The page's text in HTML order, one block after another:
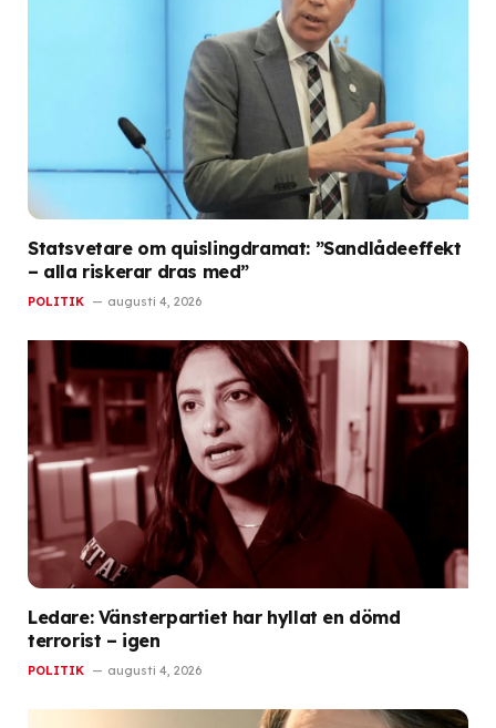
Statsvetare om quislingdramat: ”Sandlådeeffekt
– alla riskerar dras med”
POLITIK augusti 4, 2026
Ledare: Vänsterpartiet har hyllat en dömd
terrorist – igen
POLITIK augusti 4, 2026